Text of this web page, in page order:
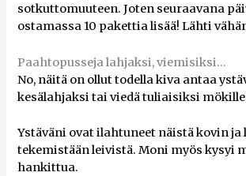
sotkuttomuuteen. Joten seuraavana
ostamassa 10 pakettia lisää! Lähti
Paahtopusseja lahjaksi, viemisiksi…
No, näitä on ollut todella kiva antaa
kesälahjaksi tai viedä tuliaisiksi
Ystäväni ovat ilahtuneet näistä kovin ja
tekemistään leivistä. Moni myös kysyi
hankittua.